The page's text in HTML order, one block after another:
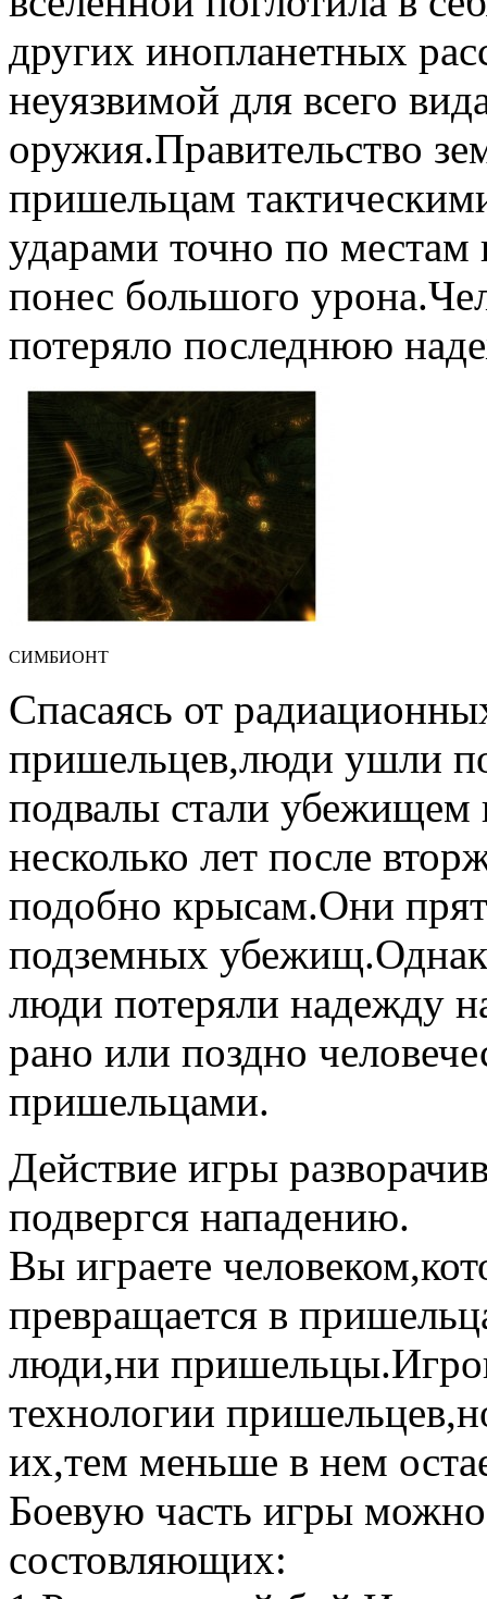
других инопланетных
неуязвимой для всего
оружия.Правительство
пришельцам
ударами точно по
понес большого
потеряло последнюю
СИМБИОНТ
Спасаясь от
пришельцев,люди ушли
подвалы стали
несколько лет после
подобно крысам.Они
подземных
люди потеряли надежду
рано или поздно
пришельцами.
Действие игры
подвергся нападению.
Вы играете
превращается в
люди,ни
технологии
их,тем меньше в нем
Боевую часть игры
состовляющих: